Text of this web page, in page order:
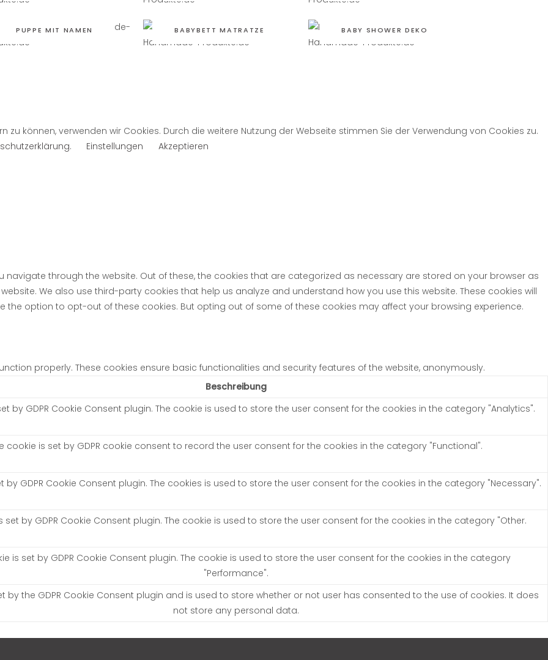
PUPPE MIT NAMEN BABYBETT MATRATZE BABY SHOWER DEKO
können, verwenden wir Cookies. Durch die weitere Nutzung der Webseite stimmen Sie der Verwendung von Cookies zu.
. Einstellungen Akzeptieren
navigate through the website. Out of these, the cookies that are categorized as necessary are stored on your browser as
We also use third-party cookies that help us analyze and understand how you use this website. These cookies will
the option to opt-out of these cookies. But opting out of some of these cookies may affect your browsing experience.
properly. These cookies ensure basic functionalities and security features of the website, anonymously.
Beschreibung
by GDPR Cookie Consent plugin. The cookie is used to store the user consent for the cookies in the category "Analytics".
cookie is set by GDPR cookie consent to record the user consent for the cookies in the category "Functional".
by GDPR Cookie Consent plugin. The cookies is used to store the user consent for the cookies in the category "Necessary".
set by GDPR Cookie Consent plugin. The cookie is used to store the user consent for the cookies in the category "Other.
is set by GDPR Cookie Consent plugin. The cookie is used to store the user consent for the cookies in the category
"Performance".
by the GDPR Cookie Consent plugin and is used to store whether or not user has consented to the use of cookies. It does
not store any personal data.